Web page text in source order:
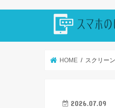
HOME スクリー
2026.07.09